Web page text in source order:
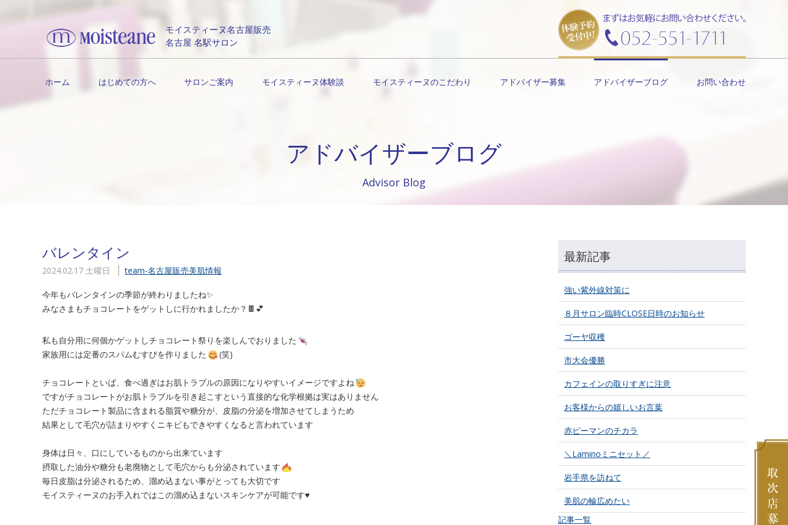
モイスティーヌ名古屋販売
名古屋 名駅サロン
ホーム はじめての方へ サロンご案内 モイスティーヌ体験談 モイスティーヌのこだわり アドバイザー募集 アドバイザーブログ お問い合わせ
アドバイザーブログ
Advisor Blog
バレンタイン
2024.02.17 土曜日 team-名古屋販売美肌情報
今年もバレンタインの季節が終わりましたね✨
みなさまもチョコレートをゲットしに行かれましたか？🍫💕
私も自分用に何個かゲットしチョコレート祭りを楽しんでおりました
家族用には定番のスパムむすびを作りました
(笑)
チョコレートといば、食べ過ぎはお肌トラブルの原因になりやすいイメージですよね
ですがチョコレートがお肌トラブルを引き起こすという直接的な化学根拠は実はありません
ただチョコレート製品に含まれる脂質や糖分が、皮脂の分泌を増加させてしまうため
結果として毛穴が詰まりやすくニキビもできやすくなると言われています
身体は日々、口にしているものから出来ています
摂取した油分や糖分も老廃物として毛穴からも分泌されています
毎日皮脂は分泌されるため、溜め込まない事がとっても大切です
モイスティーヌのお手入れではこの溜め込まないスキンケアが可能です♥
最新記事
強い紫外線対策に
８月サロン臨時CLOSE日時のお知らせ
ゴーヤ収穫
市大会優勝
カフェインの取りすぎに注意
お客様からの嬉しいお言葉
赤ピーマンのチカラ
＼Laminoミニセット／
岩手県を訪ねて
美肌の輪広めたい
記事一覧